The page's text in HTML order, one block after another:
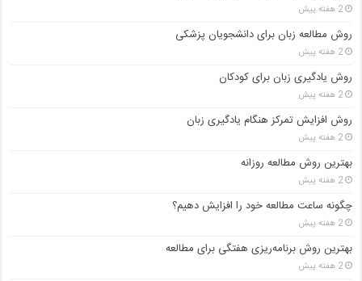
2 هفته پیش
روش مطالعه زبان برای دانشجویان پزشکی
2 هفته پیش
روش یادگیری زبان برای کودکان
2 هفته پیش
روش افزایش تمرکز هنگام یادگیری زبان
2 هفته پیش
بهترین روش مطالعه روزانه
2 هفته پیش
چگونه ساعت مطالعه خود را افزایش دهیم؟
2 هفته پیش
بهترین روش برنامه‌ریزی هفتگی برای مطالعه
2 هفته پیش